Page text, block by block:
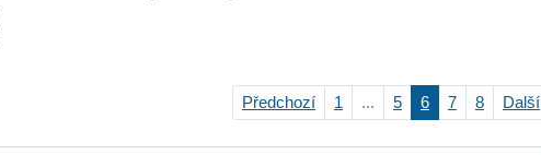
Předchozí 1 ... 5 6 7 8 Další